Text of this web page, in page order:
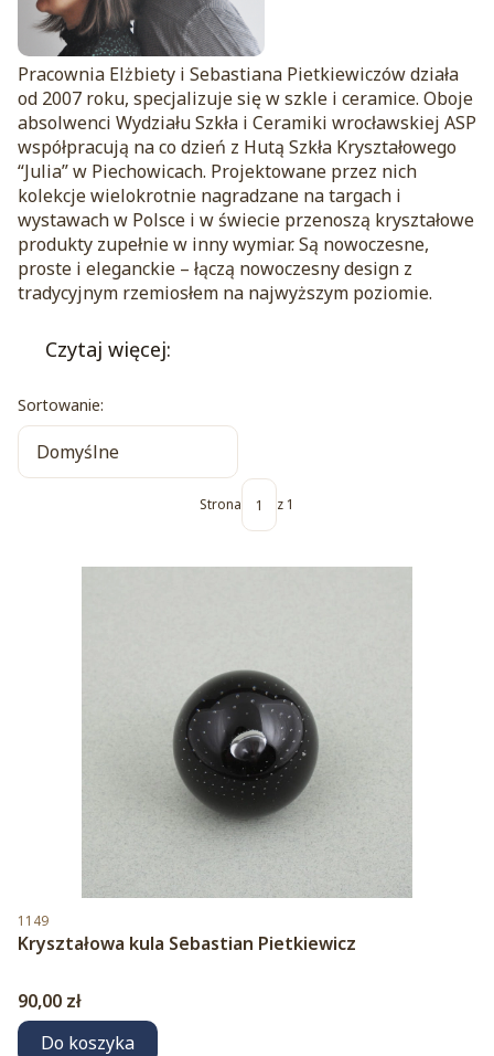
Pracownia Elżbiety i Sebastiana Pietkiewiczów działa
od 2007 roku, specjalizuje się w szkle i ceramice. Oboje
absolwenci Wydziału Szkła i Ceramiki wrocławskiej ASP
współpracują na co dzień z Hutą Szkła Kryształowego
“Julia” w Piechowicach. Projektowane przez nich
kolekcje wielokrotnie nagradzane na targach i
wystawach w Polsce i w świecie przenoszą kryształowe
produkty zupełnie w inny wymiar. Są nowoczesne,
proste i eleganckie – łączą nowoczesny design z
tradycyjnym rzemiosłem na najwyższym poziomie.
Czytaj więcej:
Lista produktów
Sortowanie:
Domyślne
Strona z 1
Kod produktu
1149
Kryształowa kula Sebastian Pietkiewicz
Cena
90,00 zł
Do koszyka